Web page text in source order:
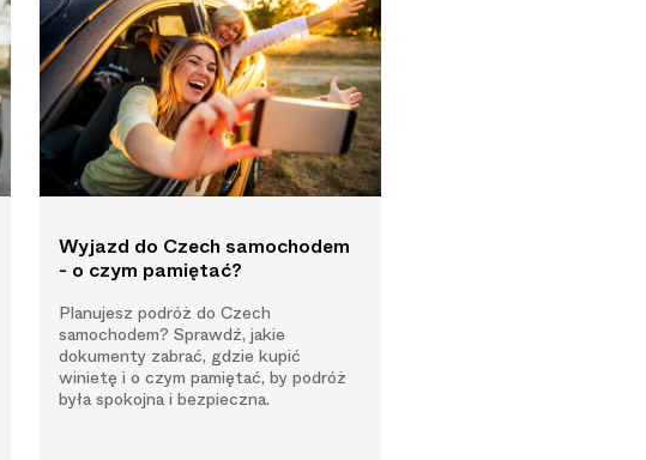
Wyjazd do Czech samochodem
- o czym pamiętać?
Planujesz podróż do Czech
samochodem? Sprawdź, jakie
dokumenty zabrać, gdzie kupić
winietę i o czym pamiętać, by podróż
była spokojna i bezpieczna.